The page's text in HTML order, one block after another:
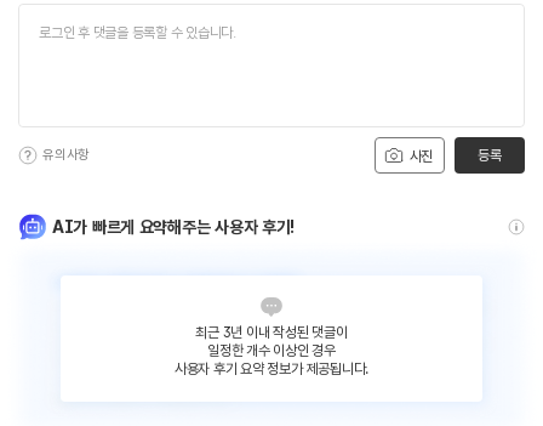
사진
유의사항 등록
AI가 빠르게 요약해주는 사용자 후기!
최근 3년 이내 작성된 댓글이
일정한 개수 이상인 경우
사용자 후기 요약 정보가 제공됩니다.